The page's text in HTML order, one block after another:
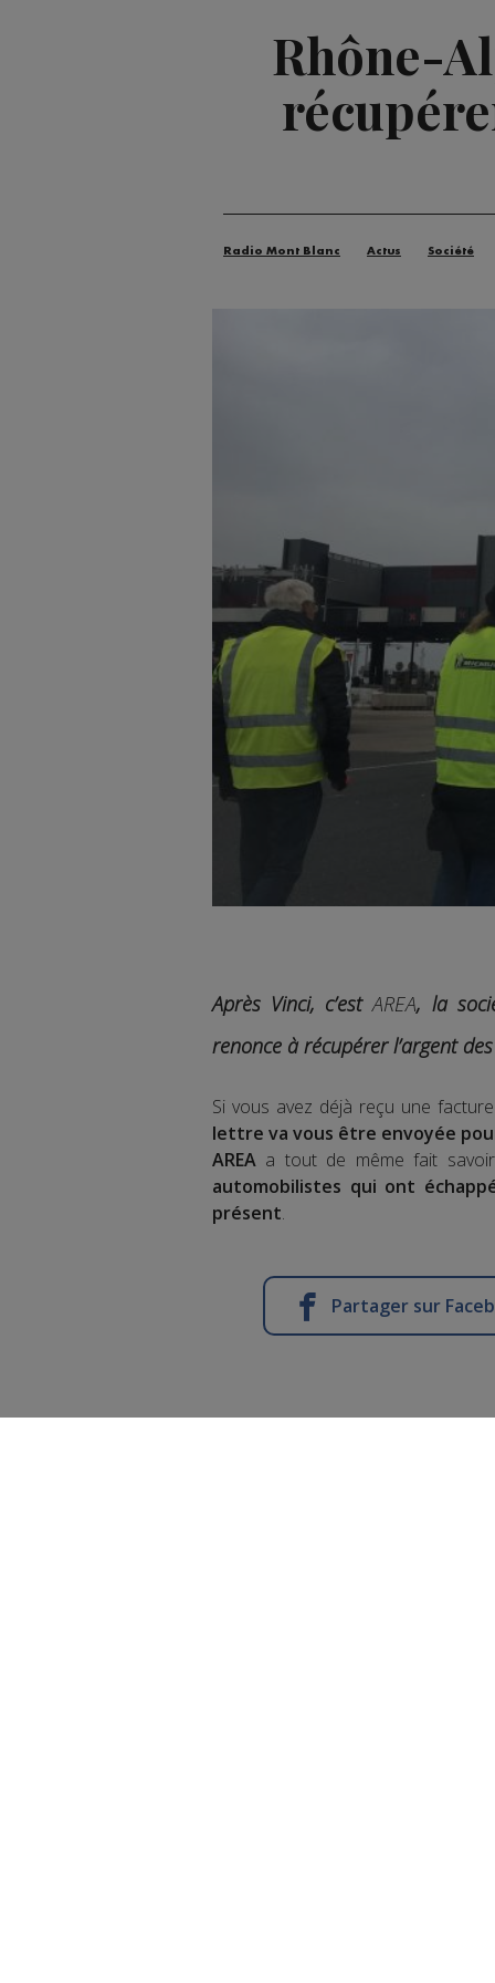
Rhône-
Radio Mont Blanc Actus Société
Après Vinci, c’estAREA, la
renonce à récupérer l’argent
Si vous avez déjà reçu une
lettre va vous être envoyée
AREA a tout de même fait
automobilistes qui ont
présent.
Partager sur